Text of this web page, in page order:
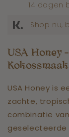
14 dagen
Shop nu,
USA Honey
Kokossmaak
USA Honey is
zachte,
combinatie
geselecteerde